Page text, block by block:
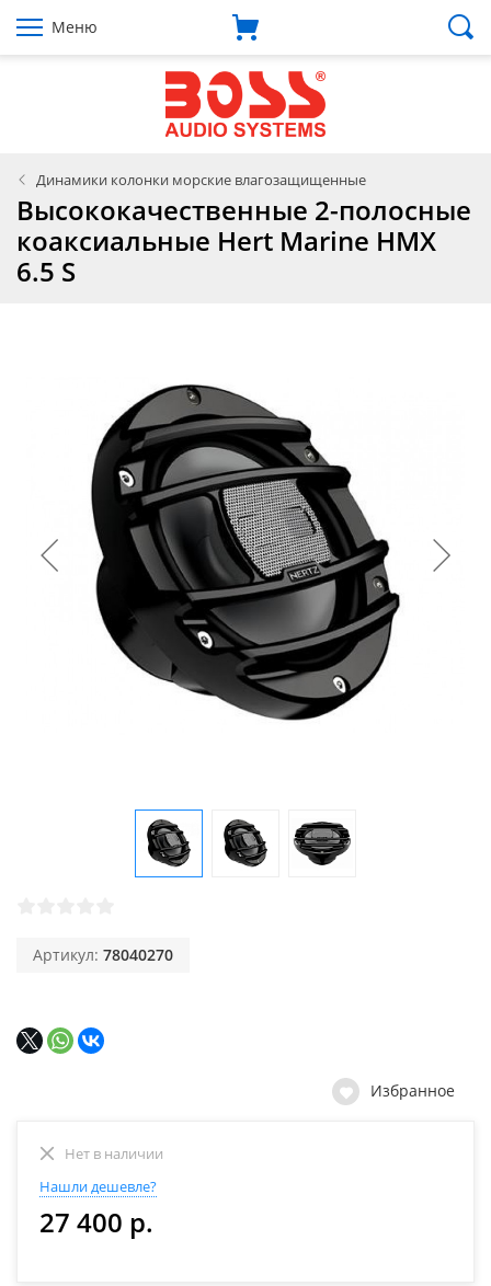
Меню
Динамики колонки морские влагозащищенные
Высококачественные 2-полосные
коаксиальные Hert Marine HMX
6.5 S
Артикул: 78040270
Избранное
Нет в наличии
Нашли дешевле?
27 400 р.